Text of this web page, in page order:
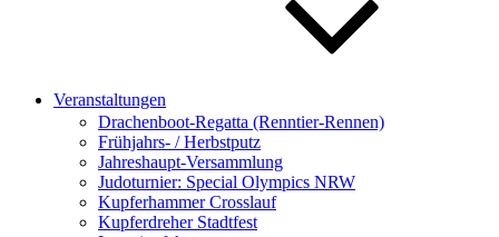
Veranstaltungen
Drachenboot-Regatta (Renntier-Rennen)
Frühjahrs- / Herbstputz
Jahreshaupt-Versammlung
Judoturnier: Special Olympics NRW
Kupferhammer Crosslauf
Kupferdreher Stadtfest